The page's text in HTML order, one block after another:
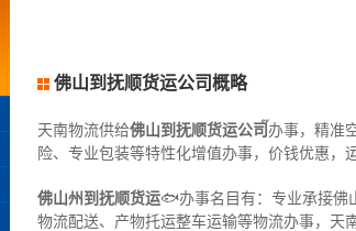
佛山到抚顺货运公司概略
天南物流供给佛山到抚顺货运公司办事，精准
险、专业包装等特性化增值办事，价钱优惠，
佛山州到抚顺货运🐟办事名目有：专业承接佛
物流配送、产物托运整车运输等物流办事，天